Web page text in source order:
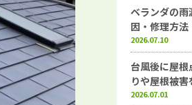
ベランダの雨
因・修理方
2026.07.10
台風後に屋
りや屋根被
2026.07.01